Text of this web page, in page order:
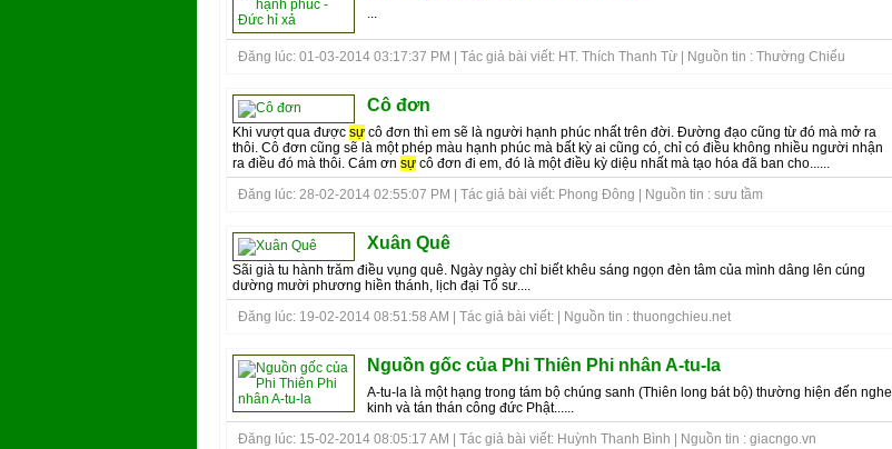
...
Đăng lúc: 01-03-2014 03:17:37 PM | Tác giả bài viết: HT. Thích Thanh Từ | Nguồn tin : Thường Chiếu
Cô đơn
Khi vượt qua được sự cô đơn thì em sẽ là người hạnh phúc nhất trên đời. Đường đạo cũng từ đó mà mở ra
thôi. Cô đơn cũng sẽ là một phép màu hạnh phúc mà bất kỳ ai cũng có, chỉ có điều không nhiều người nhận
ra điều đó mà thôi. Cám ơn sự cô đơn đi em, đó là một điều kỳ diệu nhất mà tạo hóa đã ban cho......
Đăng lúc: 28-02-2014 02:55:07 PM | Tác giả bài viết: Phong Đông | Nguồn tin : sưu tầm
Xuân Quê
Sãi già tu hành trăm điều vụng quê. Ngày ngày chỉ biết khêu sáng ngọn đèn tâm của mình dâng lên cúng
dường mười phương hiền thánh, lịch đại Tổ sư....
Đăng lúc: 19-02-2014 08:51:58 AM | Tác giả bài viết: | Nguồn tin : thuongchieu.net
Nguồn gốc của Phi Thiên Phi nhân A-tu-la
A-tu-la là một hạng trong tám bộ chúng sanh (Thiên long bát bộ) thường hiện đến nghe
kinh và tán thán công đức Phật......
Đăng lúc: 15-02-2014 08:05:17 AM | Tác giả bài viết: Huỳnh Thanh Bình | Nguồn tin : giacngo.vn